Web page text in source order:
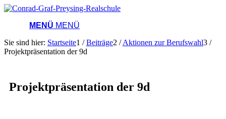
MENÜ MENÜ
Sie sind hier: Startseite1 / Beiträge2 / Aktionen zur Berufswahl3 /
Projektpräsentation der 9d
Projektpräsentation der 9d